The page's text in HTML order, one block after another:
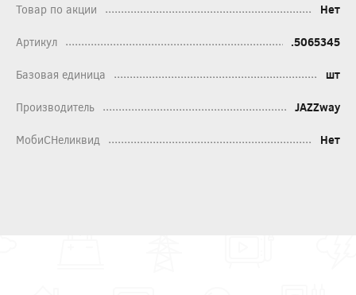
Товар по акции Нет
Артикул .5065345
Базовая единица шт
Производитель JAZZway
МобиСНеликвид Нет